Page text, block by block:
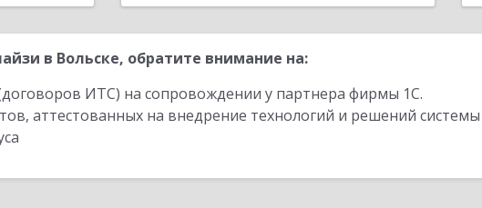
в Вольске, обратите внимание на:
ИТС) на сопровождении у партнера фирмы 1С.
аттестованных на внедрение технологий и решений